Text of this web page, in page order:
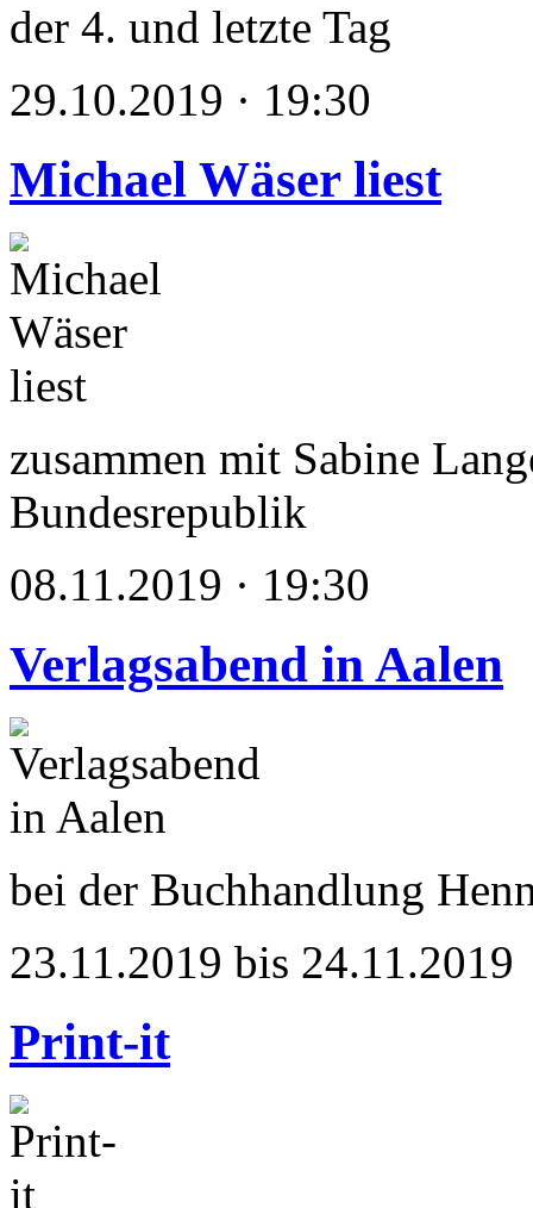
der 4. und letzte Tag
29.10.2019 · 19:30
Michael Wäser liest
zusammen mit Sabine
Bundesrepublik
08.11.2019 · 19:30
Verlagsabend in Aalen
bei der Buchhandlung
23.11.2019 bis 24.11.2019
Print-it